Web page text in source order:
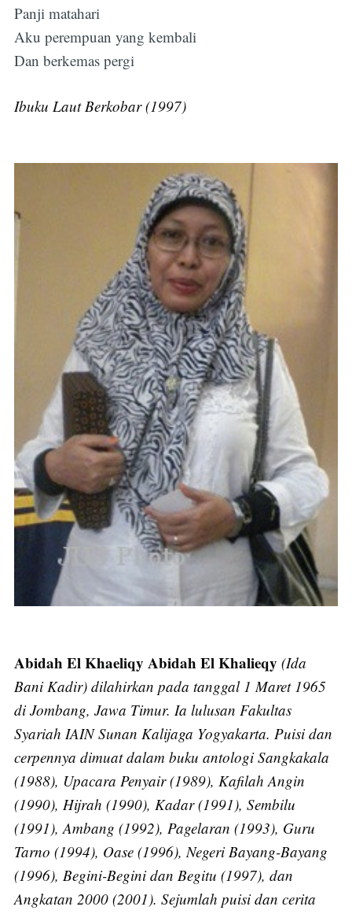
Panji matahari
Aku perempuan yang kembali
Dan berkemas pergi
Ibuku Laut Berkobar (1997)
Abidah El Khaeliqy Abidah El Khalieqy (Ida
Bani Kadir) dilahirkan pada tanggal 1 Maret 1965
di Jombang, Jawa Timur. Ia lulusan Fakultas
Syariah IAIN Sunan Kalijaga Yogyakarta. Puisi dan
cerpennya dimuat dalam buku antologi Sangkakala
(1988), Upacara Penyair (1989), Kafilah Angin
(1990), Hijrah (1990), Kadar (1991), Sembilu
(1991), Ambang (1992), Pagelaran (1993), Guru
Tarno (1994), Oase (1996), Negeri Bayang-Bayang
(1996), Begini-Begini dan Begitu (1997), dan
Angkatan 2000 (2001). Sejumlah puisi dan cerita